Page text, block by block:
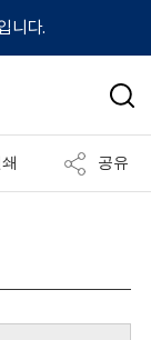
니다.
검
공유